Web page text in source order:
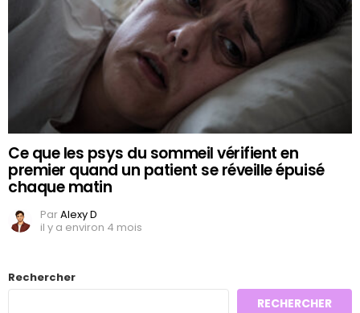
Ce que les psys du sommeil vérifient en
premier quand un patient se réveille épuisé
chaque matin
ParAlexy D
il y a environ 4 mois
Rechercher
RECHERCHER